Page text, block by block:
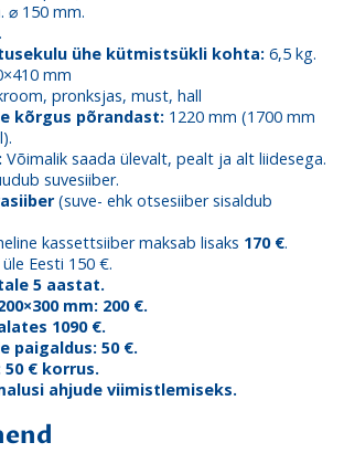
⌀ 150 mm.
ühe kütmistsükli kohta:6,5 kg.
mm
pronksjas, must, hall
kõrgus põrandast:1220 mm (1700 mm
Võimalik saada ülevalt, pealt ja alt liidesega.
suvesiiber.
(suve- ehk otsesiiber sisaldub
kassettsiiber maksab lisaks 170 €.
üle Eesti 150 €.
5 aastat.
mm: 200 €.
1090 €.
paigaldus: 50 €.
€ korrus.
ahjude viimistlemiseks.